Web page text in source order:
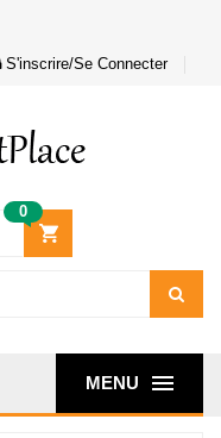
S'inscrire/Se Connecter
0
MENU